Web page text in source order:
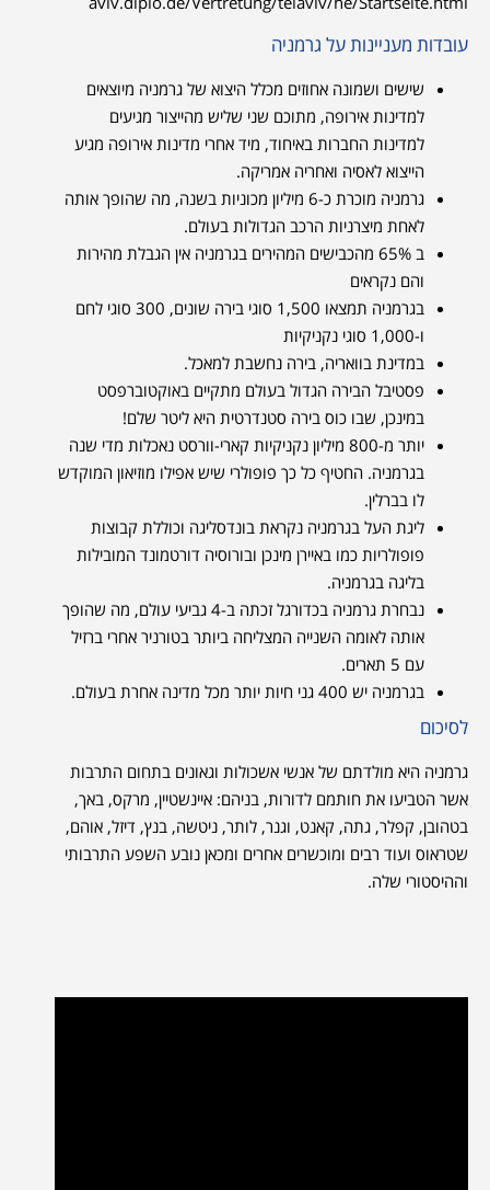
עובדות מעניינות על גרמניה
שישים ושמונה אחוזים מכלל היצוא של גרמניה מיוצאים
למדינות אירופה, מתוכם שני שליש מהייצור מגיעים
למדינות החברות באיחוד, מיד אחרי מדינות אירופה מגיע
הייצוא לאסיה ואחריה אמריקה.
גרמניה מוכרת כ-6 מיליון מכוניות בשנה, מה שהופך אותה
לאחת מיצרניות הרכב הגדולות בעולם.
ב 65% מהכבישים המהירים בגרמניה אין הגבלת מהירות
והם נקראים
בגרמניה תמצאו 1,500 סוגי בירה שונים, 300 סוגי לחם
ו-1,000 סוגי נקניקיות
במדינת בוואריה, בירה נחשבת למאכל.
פסטיבל הבירה הגדול בעולם מתקיים באוקטוברפסט
במינכן, שבו כוס בירה סטנדרטית היא ליטר שלם!
יותר מ-800 מיליון נקניקיות קארי-וורסט נאכלות מדי שנה
בגרמניה. החטיף כל כך פופולרי שיש אפילו מוזיאון המוקדש
לו בברלין.
ליגת העל בגרמניה נקראת בונדסליגה וכוללת קבוצות
פופולריות כמו באיירן מינכן ובורוסיה דורטמונד המובילות
בליגה בגרמניה.
נבחרת גרמניה בכדורגל זכתה ב-4 גביעי עולם, מה שהופך
אותה לאומה השנייה המצליחה ביותר בטורניר אחרי ברזיל
עם 5 תארים.
בגרמניה יש 400 גני חיות יותר מכל מדינה אחרת בעולם.
לסיכום
גרמניה היא מולדתם של אנשי אשכולות וגאונים בתחום התרבות
אשר הטביעו את חותמם לדורות, בניהם: איינשטיין, מרקס, באך,
בטהובן, קפלר, גתה, קאנט, וגנר, לותר, ניטשה, בנץ, דיזל, אוהם,
שטראוס ועוד רבים ומוכשרים אחרים ומכאן נובע השפע התרבותי
וההיסטורי שלה.